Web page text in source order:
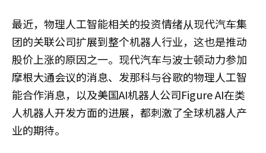
最近，物理人工智能相关的投资情绪从现代汽车集
团的关联公司扩展到整个机器人行业，这也是推动
股价上涨的原因之一。现代汽车与波士顿动力参加
摩根大通会议的消息、发那科与谷歌的物理人工智
能合作消息，以及美国AI机器人公司Figure AI在类
人机器人开发方面的进展，都刺激了全球机器人产
业的期待。